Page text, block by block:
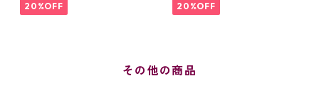
20%OFF 20%OFF
その他の商品